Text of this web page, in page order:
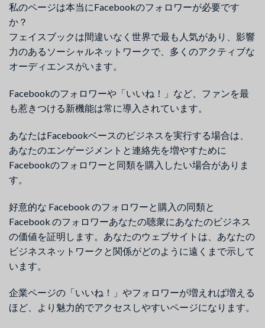
私のページは本当にFacebookのフォロワーが必要です
か？
フェイスブックは間違いなく世界で最も人気があり、影響
力のあるソーシャルネットワークで、多くのアクティブな
オーディエンスがいます。
Facebookのフォロワーや「いいね！」など、ファンを最
も惹きつける新機能は常に導入されています。
あなたはFacebookベースのビジネスを実行する場合は、
あなたのエンゲージメントと連絡先を増やすために
Facebookのフォロワーと同類を購入したい場合がありま
す。
好意的な Facebook のフォロワーと購入の同類と
Facebook のフォロワーあなたの聴衆にあなたのビジネス
の価値を証明します。あなたのウェブサイトは、あなたの
ビジネスネットワークと関係がどのように遠くまで示して
います。
企業ページの「いいね！」やフォロワーが増えれば増える
ほど、より魅力的でアクセスしやすいページになります。